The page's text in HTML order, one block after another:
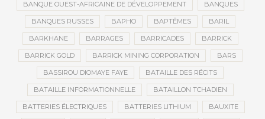
BANQUE OUEST-AFRICAINE DE DÉVELOPPEMENT BANQUES
BANQUES RUSSES BAPHO BAPTÊMES BARIL
BARKHANE BARRAGES BARRICADES BARRICK
BARRICK GOLD BARRICK MINING CORPORATION BARS
BASSIROU DIOMAYE FAYE BATAILLE DES RÉCITS
BATAILLE INFORMATIONNELLE BATAILLON TCHADIEN
BATTERIES ÉLECTRIQUES BATTERIES LITHIUM BAUXITE